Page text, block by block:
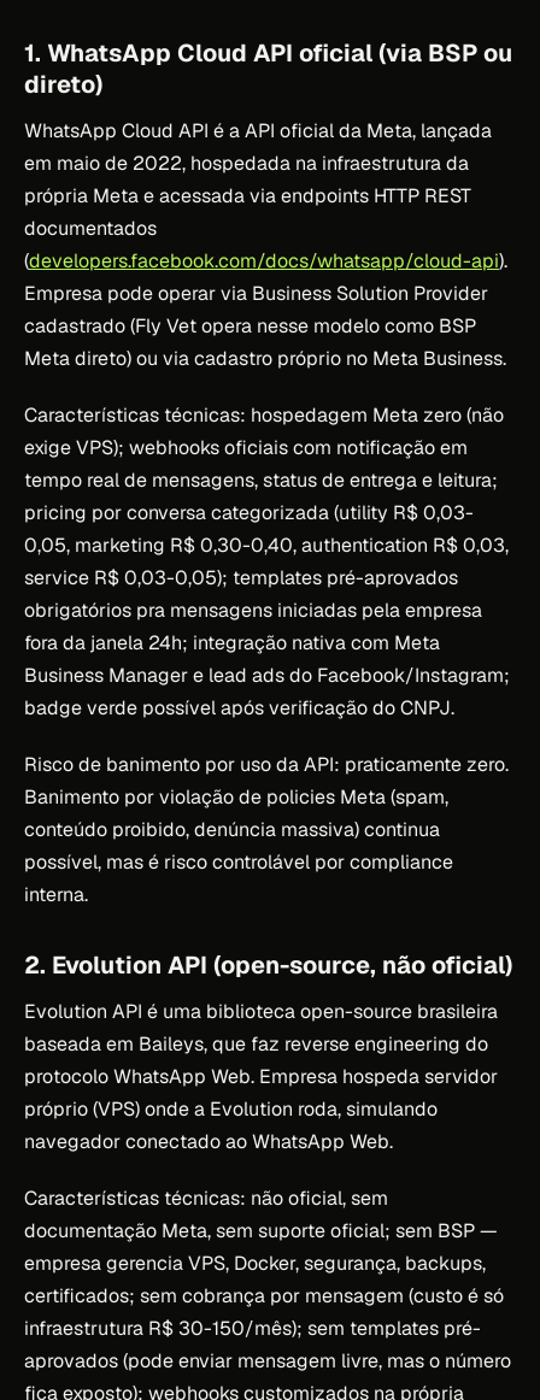
1. WhatsApp Cloud API oficial (via BSP ou
direto)
WhatsApp Cloud API é a API oficial da Meta, lançada
em maio de 2022, hospedada na infraestrutura da
própria Meta e acessada via endpoints HTTP REST
documentados
(developers.facebook.com/docs/whatsapp/cloud-api).
Empresa pode operar via Business Solution Provider
cadastrado (Fly Vet opera nesse modelo como BSP
Meta direto) ou via cadastro próprio no Meta Business.
Características técnicas: hospedagem Meta zero (não
exige VPS); webhooks oficiais com notificação em
tempo real de mensagens, status de entrega e leitura;
pricing por conversa categorizada (utility R$ 0,03-
0,05, marketing R$ 0,30-0,40, authentication R$ 0,03,
service R$ 0,03-0,05); templates pré-aprovados
obrigatórios pra mensagens iniciadas pela empresa
fora da janela 24h; integração nativa com Meta
Business Manager e lead ads do Facebook/Instagram;
badge verde possível após verificação do CNPJ.
Risco de banimento por uso da API: praticamente zero.
Banimento por violação de policies Meta (spam,
conteúdo proibido, denúncia massiva) continua
possível, mas é risco controlável por compliance
interna.
2. Evolution API (open-source, não oficial)
Evolution API é uma biblioteca open-source brasileira
baseada em Baileys, que faz reverse engineering do
protocolo WhatsApp Web. Empresa hospeda servidor
próprio (VPS) onde a Evolution roda, simulando
navegador conectado ao WhatsApp Web.
Características técnicas: não oficial, sem
documentação Meta, sem suporte oficial; sem BSP —
empresa gerencia VPS, Docker, segurança, backups,
certificados; sem cobrança por mensagem (custo é só
infraestrutura R$ 30-150/mês); sem templates pré-
aprovados (pode enviar mensagem livre, mas o número
fica exposto); webhooks customizados na própria